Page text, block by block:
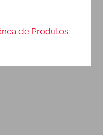
de Produtos: